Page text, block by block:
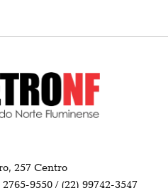
257 Centro
9550 / (22) 99742-3547